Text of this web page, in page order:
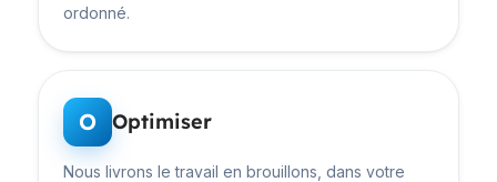
ordonné.
O Optimiser
Nous livrons le travail en brouillons, dans votre